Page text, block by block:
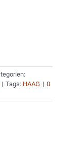
| Tags: HAAG | 0